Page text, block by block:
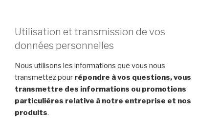
Utilisation et transmission de vos
données personnelles
Nous utilisons les informations que vous nous
transmettez pour répondre à vos questions, vous
transmettre des informations ou promotions
particulières relative à notre entreprise et nos
produits.